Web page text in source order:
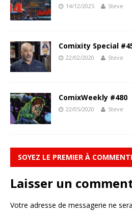
14/12/2025 Steve
Comixity Special
22/02/2020 Steve
ComixWeekly #480
22/05/2020 Steve
SOYEZ LE PREMIER À
Laisser un
Votre adresse de messagerie ne